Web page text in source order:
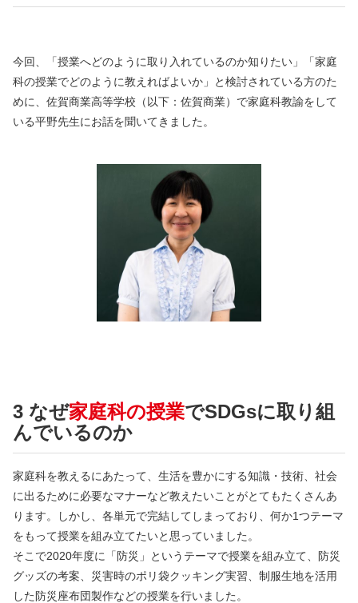
今回、「授業へどのように取り入れているのか知りたい」「家庭
科の授業でどのように教えればよいか」と検討されている方のた
めに、佐賀商業高等学校（以下：佐賀商業）で家庭科教諭をして
いる平野先生にお話を聞いてきました。
3 なぜ家庭科の授業でSDGsに取り組
んでいるのか
家庭科を教えるにあたって、生活を豊かにする知識・技術、社会
に出るために必要なマナーなど教えたいことがとてもたくさんあ
ります。しかし、各単元で完結してしまっており、何か1つテーマ
をもって授業を組み立てたいと思っていました。
そこで2020年度に「防災」というテーマで授業を組み立て、防災
グッズの考案、災害時のポリ袋クッキング実習、制服生地を活用
した防災座布団製作などの授業を行いました。